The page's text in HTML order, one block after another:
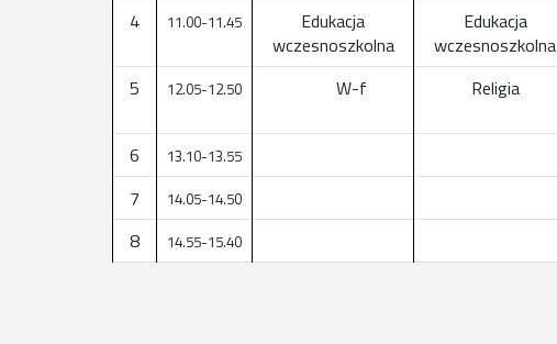
4
11.00-11.45
Edukacja
wczesnoszkolna
Edukacja
wczesnoszkolna
5 12.05-12.50 W-f Religia
6
13.10-13.55
7 14.05-14.50
8 14.55-15.40